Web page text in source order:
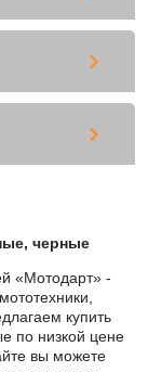
черные
«Мотодарт» -
купить
по низкой цене
вы можете